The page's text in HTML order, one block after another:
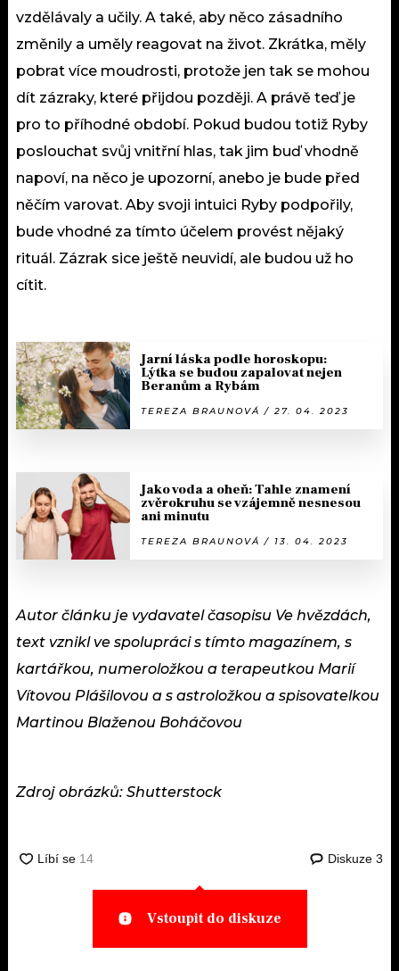
vzdělávaly a učily. A také, aby něco zásadního
změnily a uměly reagovat na život. Zkrátka, měly
pobrat více moudrosti, protože jen tak se mohou
dít zázraky, které přijdou později. A právě teď je
pro to příhodné období. Pokud budou totiž Ryby
poslouchat svůj vnitřní hlas, tak jim buď vhodně
napoví, na něco je upozorní, anebo je bude před
něčím varovat. Aby svoji intuici Ryby podpořily,
bude vhodné za tímto účelem provést nějaký
rituál. Zázrak sice ještě neuvidí, ale budou už ho
cítit.
Jarní láska podle horoskopu:
Lýtka se budou zapalovat nejen
Beranům a Rybám
TEREZA BRAUNOVÁ / 27. 04. 2023
Jako voda a oheň: Tahle znamení
zvěrokruhu se vzájemně nesnesou
ani minutu
TEREZA BRAUNOVÁ / 13. 04. 2023
Autor článku je vydavatel časopisu Ve hvězdách,
text vznikl ve spolupráci s tímto magazínem, s
kartářkou, numeroložkou a terapeutkou Marií
Vítovou Plášilovou a s astroložkou a spisovatelkou
Martinou Blaženou Boháčovou
Zdroj obrázků: Shutterstock
Diskuze 3
Vstoupit do diskuze